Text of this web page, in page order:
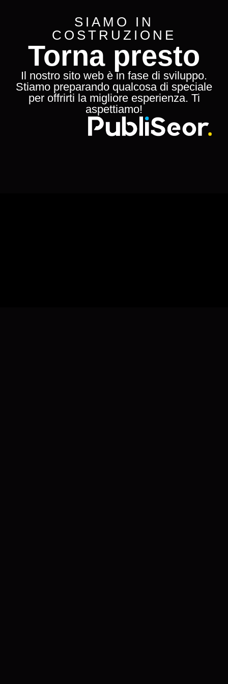
SIAMO IN
COSTRUZIONE
Torna presto
Il nostro sito web è in fase di sviluppo.
Stiamo preparando qualcosa di speciale
per offrirti la migliore esperienza. Ti
aspettiamo!